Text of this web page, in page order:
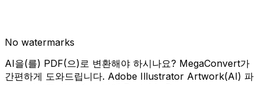
No watermarks
AI을(를) PDF(으)로 변환해야 하시나요? MegaConvert가
간편하게 도와드립니다. Adobe Illustrator Artwork(AI) 파